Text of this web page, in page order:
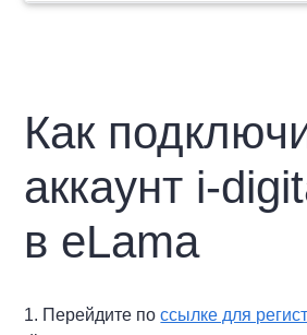
Как
аккаунт i-
в eLama
1. Перейдите поссылке для